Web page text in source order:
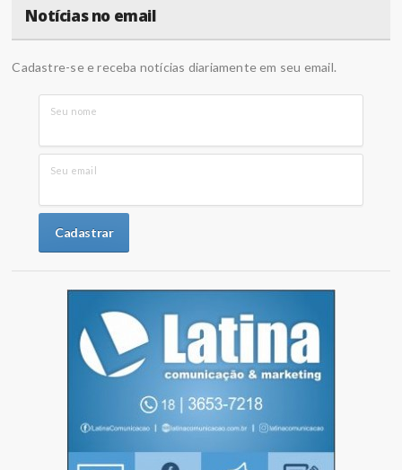
Notícias no email
Cadastre-se e receba notícias diariamente em seu email.
Seu nome
Seu email